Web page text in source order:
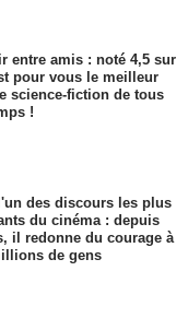
entre amis : noté 4,5 sur
pour vous le meilleur
science-fiction de tous
!
des discours les plus
du cinéma : depuis
il redonne du courage à
de gens